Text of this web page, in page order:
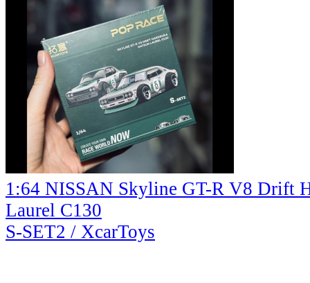
1:64 NISSAN Skyline GT-R V8 Drift
Laurel C130
S-SET2 / XcarToys